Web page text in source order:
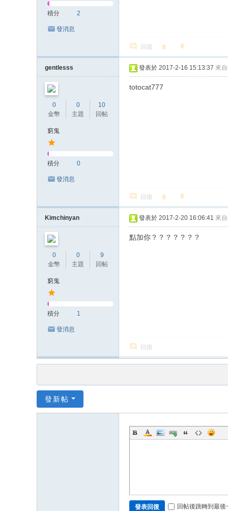
積分 2
發消息
回復
gentlesss
0
金幣
0
主題
10
回帖
窮鬼
積分 0
發消息
發表於 2017-2-16 15:13:37 來
totocat777
回復
Kimchinyan
0
金幣
0
主題
9
回帖
窮鬼
積分 1
發消息
發表於 2017-2-20 16:06:41 來
點加你？？？？？？？
回復
發新帖
發表回復 回帖後跳轉到最後